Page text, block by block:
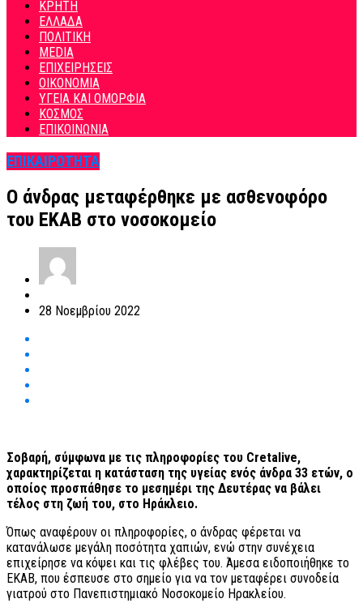
ΚΡΗΤΗ
ΕΛΛΑΔΑ
ΠΟΛΙΤΙΚΗ
MEDIA
ΕΠΙΧΕΙΡΗΣΕΙΣ
ΟΙΚΟΝΟΜΙΑ
ΥΓΕΙΑ ΚΑΙ ΟΜΟΡΦΙΑ
ΚΟΣΜΟΣ
ΕΠΙΚΟΙΝΩΝΙΑ
ΕΠΙΚΑΙΡΟΤΗΤΑ
Ο άνδρας μεταφέρθηκε με ασθενοφόρο
του ΕΚΑΒ στο νοσοκομείο
28 Νοεμβρίου 2022
Σοβαρή, σύμφωνα με τις πληροφορίες του Cretalive,
χαρακτηρίζεται η κατάσταση της υγείας ενός άνδρα 33 ετών, ο
οποίος προσπάθησε το μεσημέρι της Δευτέρας να βάλει
τέλος στη ζωή του, στο Ηράκλειο.
Όπως αναφέρουν οι πληροφορίες, ο άνδρας φέρεται να
κατανάλωσε μεγάλη ποσότητα χαπιών, ενώ στην συνέχεια
επιχείρησε να κόψει και τις φλέβες του. Άμεσα ειδοποιήθηκε το
ΕΚΑΒ, που έσπευσε στο σημείο για να τον μεταφέρει συνοδεία
γιατρού στο Πανεπιστημιακό Νοσοκομείο Ηρακλείου.